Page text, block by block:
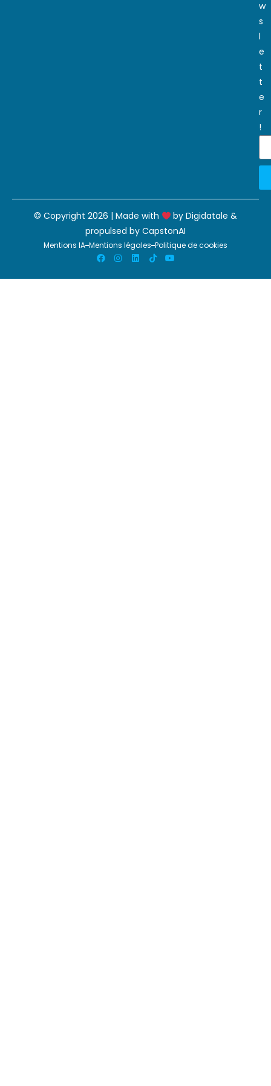
w
s
l
e
t
t
e
r
!
© Copyright 2026 | Made with byDigidatale &
propulsed by CapstonAI
Mentions IA Mentions légales Politique de cookies